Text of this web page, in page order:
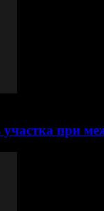
участка при